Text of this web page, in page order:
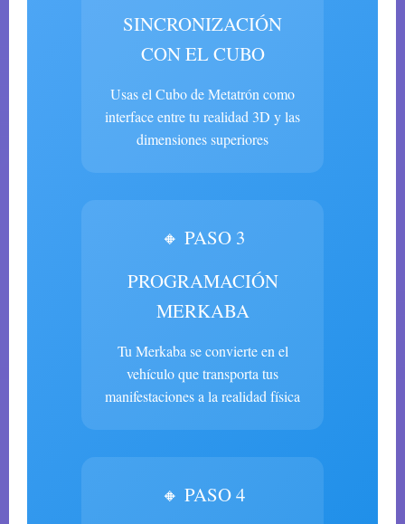
SINCRONIZACIÓN
CON EL CUBO
Usas el Cubo de Metatrón como
interface entre tu realidad 3D y las
dimensiones superiores
🔸 PASO 3
PROGRAMACIÓN
MERKABA
Tu Merkaba se convierte en el
vehículo que transporta tus
manifestaciones a la realidad física
🔸 PASO 4